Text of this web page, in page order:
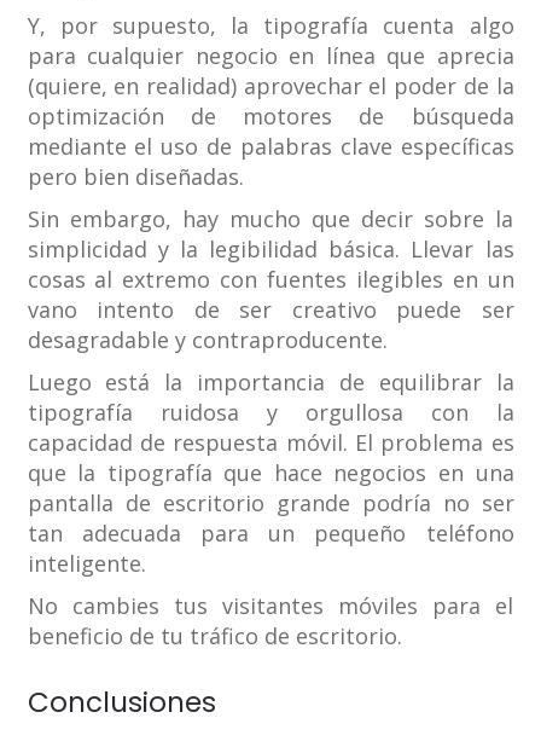
Y, por supuesto, la tipografía cuenta algo
para cualquier negocio en línea que aprecia
(quiere, en realidad) aprovechar el poder de la
optimización de motores de búsqueda
mediante el uso de palabras clave específicas
pero bien diseñadas.
Sin embargo, hay mucho que decir sobre la
simplicidad y la legibilidad básica. Llevar las
cosas al extremo con fuentes ilegibles en un
vano intento de ser creativo puede ser
desagradable y contraproducente.
Luego está la importancia de equilibrar la
tipografía ruidosa y orgullosa con la
capacidad de respuesta móvil. El problema es
que la tipografía que hace negocios en una
pantalla de escritorio grande podría no ser
tan adecuada para un pequeño teléfono
inteligente.
No cambies tus visitantes móviles para el
beneficio de tu tráfico de escritorio.
Conclusiones